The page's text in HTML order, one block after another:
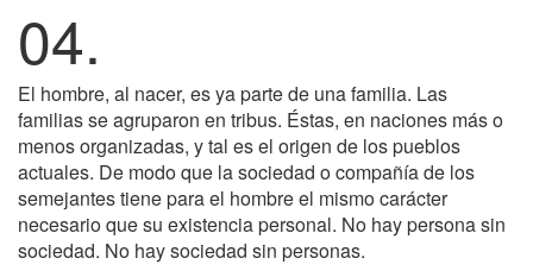
04.
El hombre, al nacer, es ya parte de una familia. Las
familias se agruparon en tribus. Éstas, en naciones más o
menos organizadas, y tal es el origen de los pueblos
actuales. De modo que la sociedad o compañía de los
semejantes tiene para el hombre el mismo carácter
necesario que su existencia personal. No hay persona sin
sociedad. No hay sociedad sin personas.